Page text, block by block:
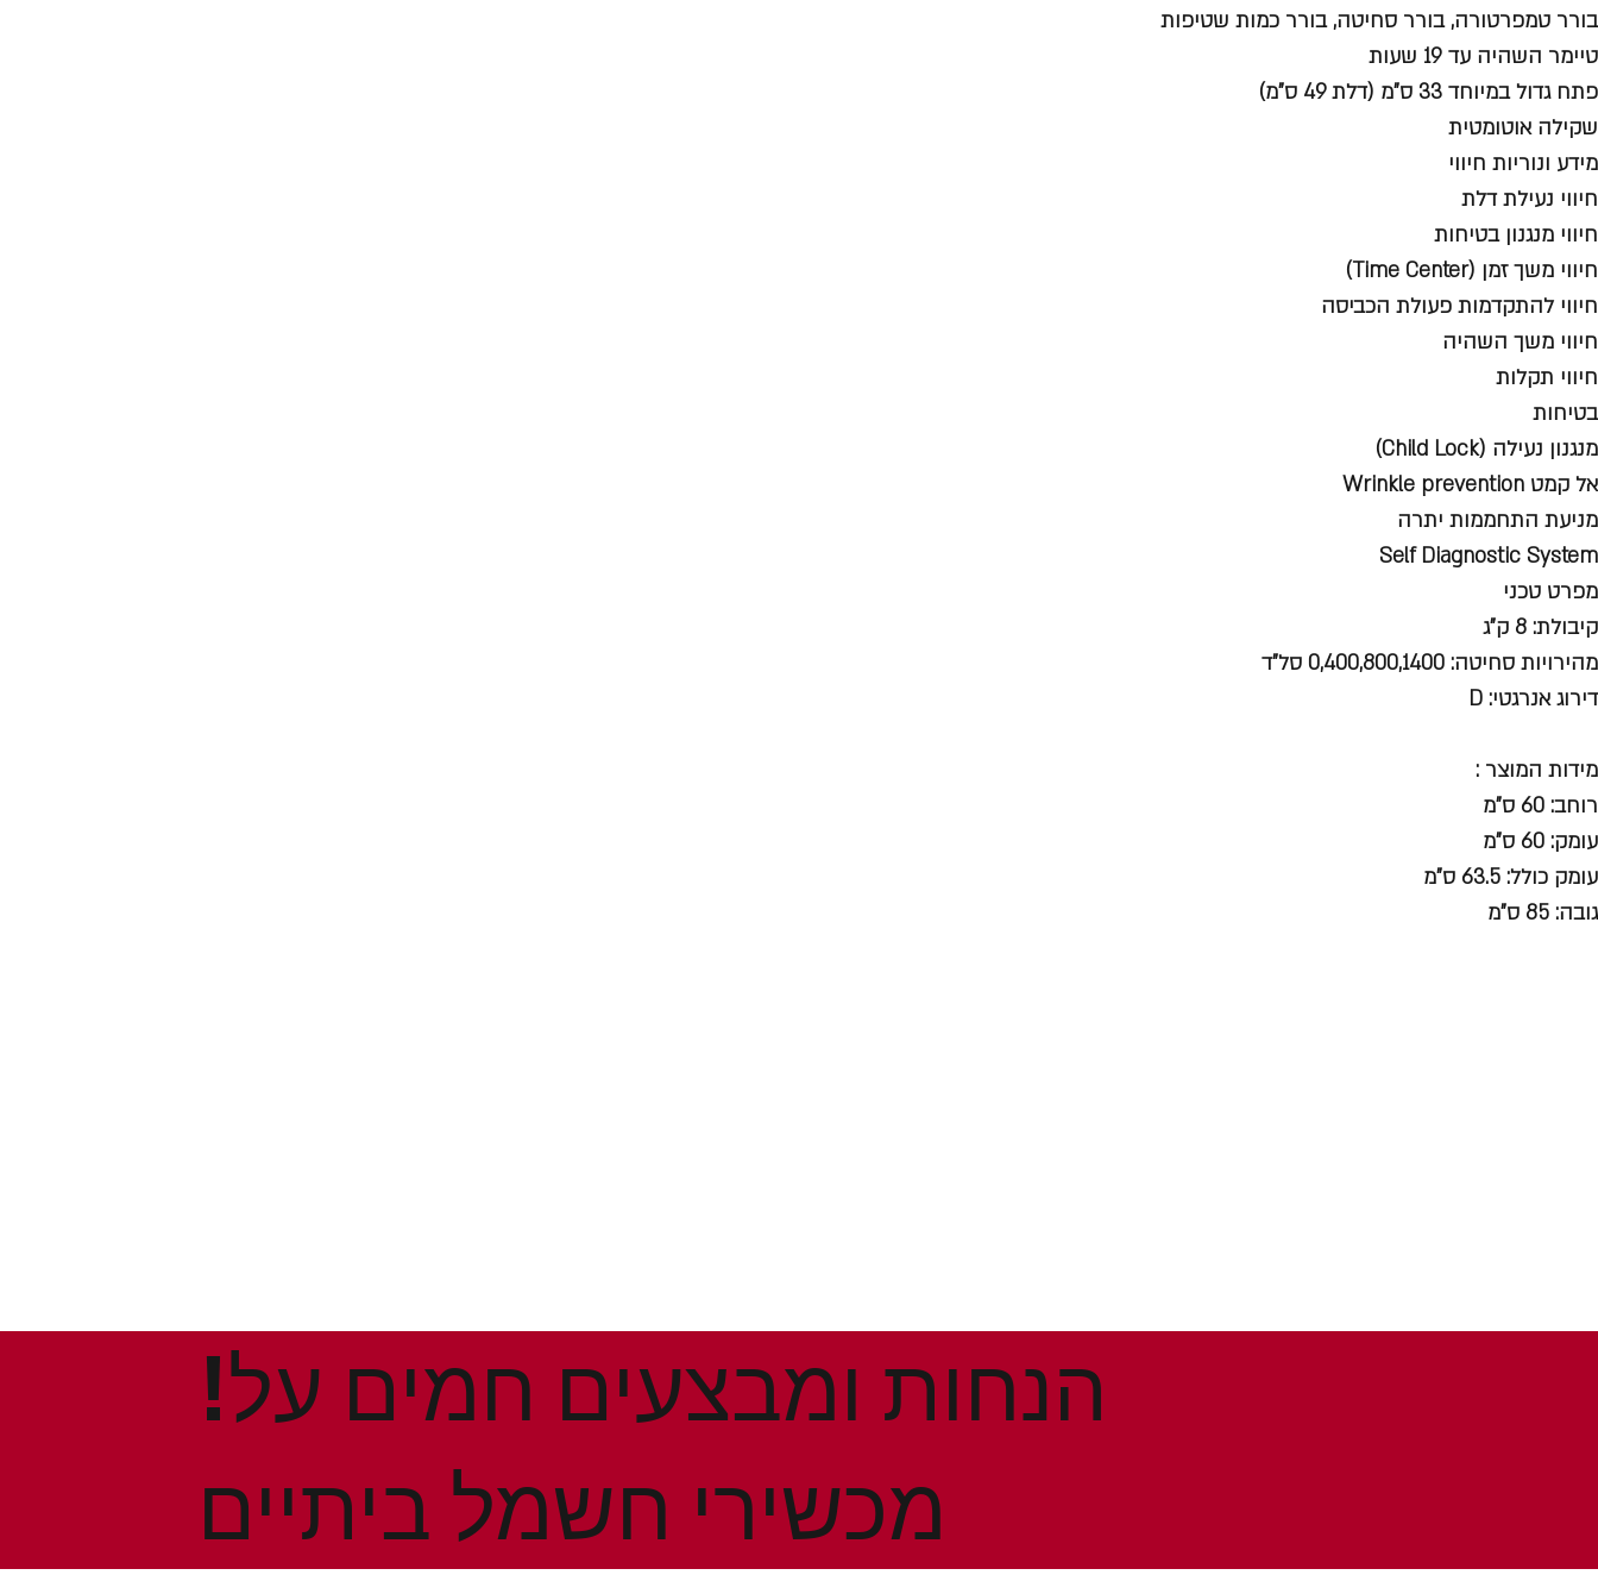
בורר טמפרטורה, בורר סחיטה, בורר כמות שטיפות
טיימר השהיה עד 19 שעות
פתח גדול במיוחד 33 ס"מ (דלת 49 ס"מ)
שקילה אוטומטית
מידע ונוריות חיווי
חיווי נעילת דלת
חיווי מנגנון בטיחות
חיווי משך זמן (Time Center)
חיווי להתקדמות פעולת הכביסה
חיווי משך השהיה
חיווי תקלות
בטיחות
מנגנון נעילה (Child Lock)
אל קמט Wrinkle prevention
מניעת התחממות יתרה
Self Diagnostic System
מפרט טכני
קיבולת: 8 ק"ג
מהירויות סחיטה: 0,400,800,1400 סל"ד
דירוג אנרגטי: D
מידות המוצר :
רוחב: 60 ס"מ
עומק: 60 ס"מ
עומק כולל: 63.5 ס"מ
גובה: 85 ס"מ
!הנחות ומבצעים חמים על
מכשירי חשמל ביתיים